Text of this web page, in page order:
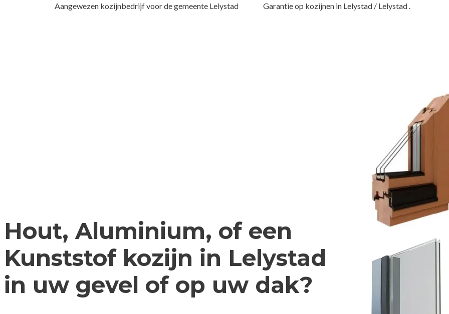
Aangewezen kozijnbedrijf voor de gemeente Lelystad Garantie op kozijnen in Lelystad / Lelystad .
Hout, Aluminium, of een
Kunststof kozijn in Lelystad
in uw gevel of op uw dak?